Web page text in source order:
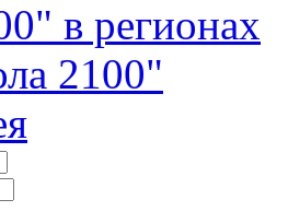
в регионах
2100"